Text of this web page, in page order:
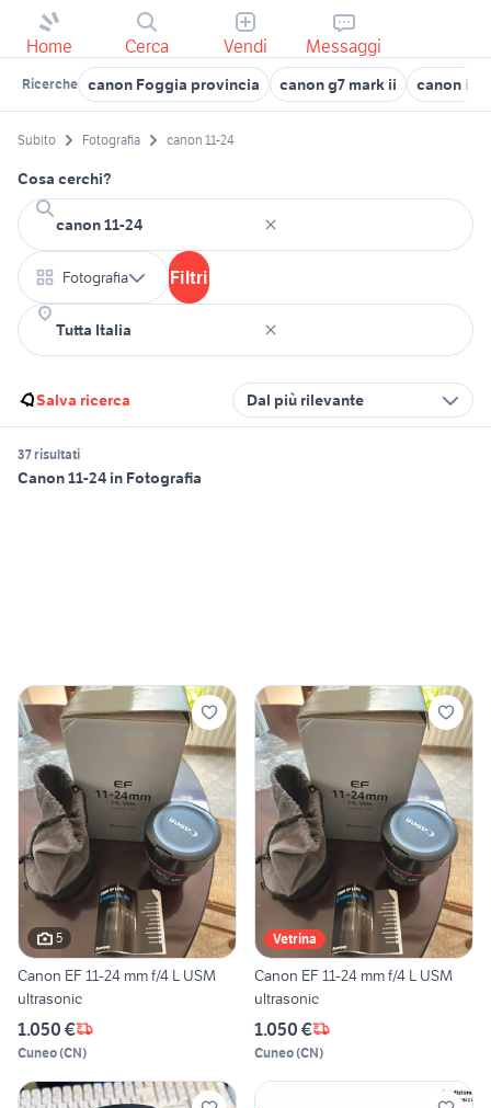
Home Cerca Vendi Messaggi
Ricerche canon Foggia provincia canon g7 mark ii canon
Subito Fotografia canon 11-24
Cosa cerchi?
Fotografia Filtri
Salva ricerca Dal più rilevante
37 risultati
Canon 11-24 in Fotografia
5
Canon EF 11-24 mm f/4 L USM
ultrasonic
1.050 €
Cuneo(CN)
Vetrina
Canon EF 11-24 mm f/4 L USM
ultrasonic
1.050 €
Cuneo(CN)